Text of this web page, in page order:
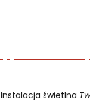
Instalacja świetlna